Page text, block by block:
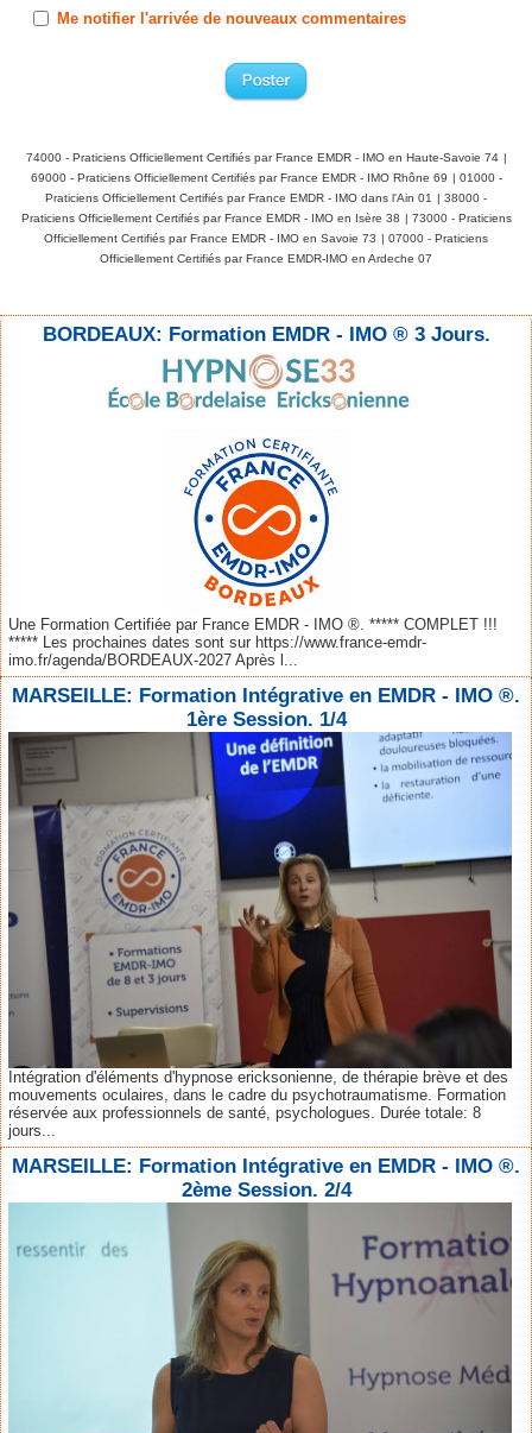
Me notifier l'arrivée de nouveaux commentaires
74000 - Praticiens Officiellement Certifiés par France EMDR - IMO en Haute-Savoie 74 |
69000 - Praticiens Officiellement Certifiés par France EMDR - IMO Rhône 69 | 01000 -
Praticiens Officiellement Certifiés par France EMDR - IMO dans l'Ain 01
| 38000 -
Praticiens Officiellement Certifiés par France EMDR - IMO en Isère 38 | 73000 - Praticiens
Officiellement Certifiés par France EMDR - IMO en Savoie 73 | 07000 - Praticiens
Officiellement Certifiés par France EMDR-IMO en Ardeche 07
BORDEAUX: Formation EMDR - IMO ® 3 Jours.
Une Formation Certifiée par France EMDR - IMO ®. ***** COMPLET !!!
***** Les prochaines dates sont sur https://www.france-emdr-
imo.fr/agenda/BORDEAUX-2027 Après l...
MARSEILLE: Formation Intégrative en EMDR - IMO ®.
1ère Session. 1/4
Intégration d'éléments d'hypnose ericksonienne, de thérapie brève et des
mouvements oculaires, dans le cadre du psychotraumatisme. Formation
réservée aux professionnels de santé, psychologues. Durée totale: 8
jours...
MARSEILLE: Formation Intégrative en EMDR - IMO ®.
2ème Session. 2/4